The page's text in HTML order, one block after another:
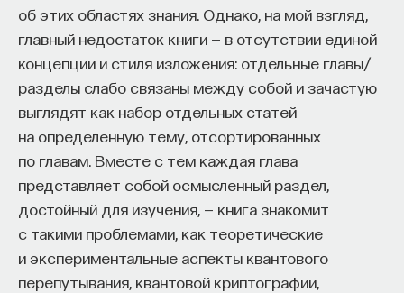
об этих областях знания. Однако, на мой взгляд,
главный недостаток книги — в отсутствии единой
концепции и стиля изложения: отдельные главы/
разделы слабо связаны между собой и зачастую
выглядят как набор отдельных статей
на определенную тему, отсортированных
по главам. Вместе с тем каждая глава
представляет собой осмысленный раздел,
достойный для изучения, — книга знакомит
с такими проблемами, как теоретические
и экспериментальные аспекты квантового
перепутывания, квантовой криптографии,
Но существуют разные методы, которые
позволяют при определенных условиях понизить
степень нелинейной системы. Например,
с помощью алгебраической атаки и линеаризации
умножать на разные другие функции и пытаться
таким способом понизить эту степень.
Скажем, можно использовать аппроксимацию,
то есть мысленно заменить в анализе полученную
функцию на близкую к ней линейную функцию.
И взять разницу, на скольких наборах она
отличается от самой функции. Булева функция